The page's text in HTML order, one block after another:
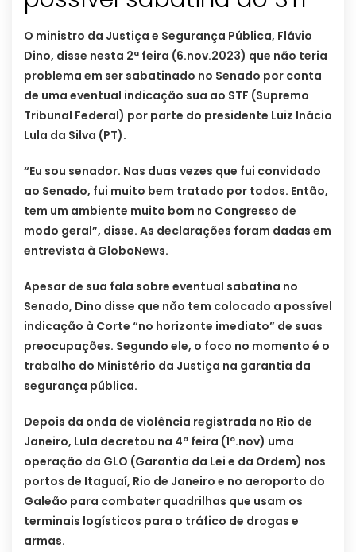
O ministro da Justiça e Segurança Pública, Flávio
Dino, disse nesta 2ª feira (6.nov.2023) que não teria
problema em ser sabatinado no Senado por conta
de uma eventual indicação sua ao STF (Supremo
Tribunal Federal) por parte do presidente Luiz Inácio
Lula da Silva (PT).
“Eu sou senador. Nas duas vezes que fui convidado
ao Senado, fui muito bem tratado por todos. Então,
tem um ambiente muito bom no Congresso de
modo geral”, disse. As declarações foram dadas em
entrevista à GloboNews.
Apesar de sua fala sobre eventual sabatina no
Senado, Dino disse que não tem colocado a possível
indicação à Corte “no horizonte imediato” de suas
preocupações. Segundo ele, o foco no momento é o
trabalho do Ministério da Justiça na garantia da
segurança pública.
Depois da onda de violência registrada no Rio de
Janeiro, Lula decretou na 4ª feira (1º.nov) uma
operação da GLO (Garantia da Lei e da Ordem) nos
portos de Itaguaí, Rio de Janeiro e no aeroporto do
Galeão para combater quadrilhas que usam os
terminais logísticos para o tráfico de drogas e
armas.